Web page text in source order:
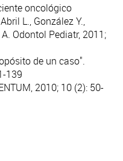
oncológico
L., González Y.,
Odontol Pediatr, 2011;
de un caso".
139
2010; 10 (2): 50-